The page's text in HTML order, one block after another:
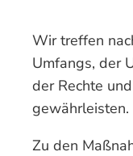
Wir treffen
Umfangs, der
der Rechte
gewährleisten.
Zu den